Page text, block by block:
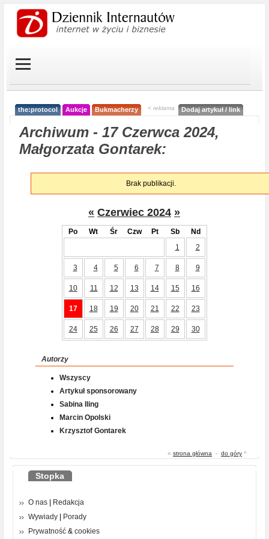
the:protocol Aukcje Bukmacherzy < reklama Dodaj artykuł / link
Archiwum - 17 Czerwca 2024,
Małgorzata Gontarek:
Brak publikacji.
« Czerwiec 2024 »
Po Wt Śr Czw Pt Sb
Nd
1
2
3 4 5 6 7 8 9
10 11 12 13 14 15 16
17 18 19 20 21 22 23
24 25 26 27 28 29 30
Autorzy
Wszyscy
Artykuł sponsorowany
Sabina Iling
Marcin Opolski
Krzysztof Gontarek
« strona główna - do góry ^
Stopka
O nas
Redakcja
Wywiady
Porady
Prywatność & cookies